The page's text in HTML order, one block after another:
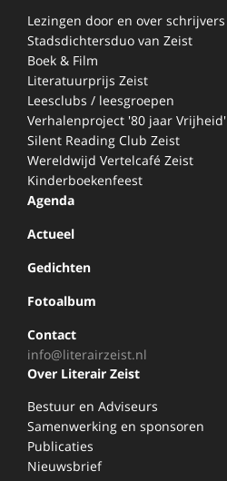
Lezingen door en over schrijvers
Stadsdichtersduo van Zeist
Boek & Film
Literatuurprijs Zeist
Leesclubs / leesgroepen
Verhalenproject '80 jaar Vrijheid'
Silent Reading Club Zeist
Wereldwijd Vertelcafé Zeist
Kinderboekenfeest
Agenda
Actueel
Gedichten
Fotoalbum
Contact
info@literairzeist.nl
Over Literair Zeist
Bestuur en Adviseurs
Samenwerking en sponsoren
Publicaties
Nieuwsbrief